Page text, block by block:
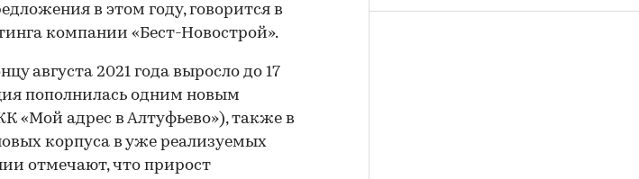
в этом году, говорится в
компании «Бест-Новострой».
августа 2021 года выросло до 17
пополнилась одним новым
«Мой адрес в Алтуфьево»), также в
корпуса в уже реализуемых
отмечают, что прирост